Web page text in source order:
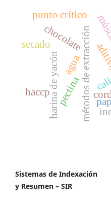
métodos de extracción
pectina
harina de yacón
chocolate
secado
agua
haccp
punto crítico
Sistemas de Indexación
y Resumen – SIR